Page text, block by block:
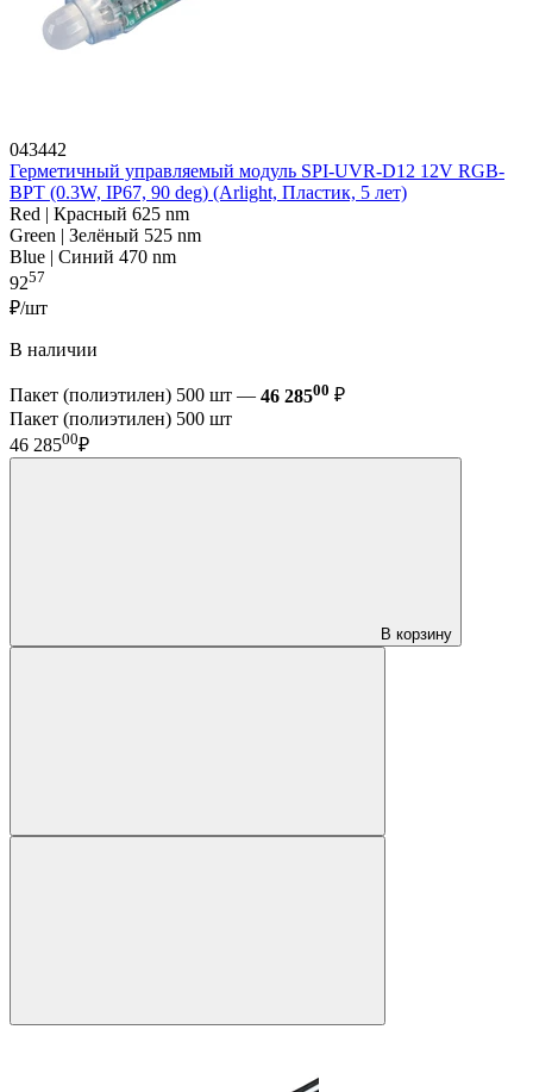
043442
Герметичный управляемый модуль SPI-UVR-D12 12V RGB-
BPT (0.3W, IP67, 90 deg) (Arlight, Пластик, 5 лет)
Red | Красный 625 nm
Green | Зелёный 525 nm
Blue | Синий 470 nm
9257
₽/шт
В наличии
Пакет (полиэтилен) 500 шт — 46 28500 ₽
Пакет (полиэтилен) 500 шт
46 28500₽
В корзину